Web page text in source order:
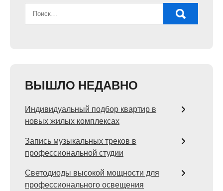
ВЫШЛО НЕДАВНО
Индивидуальный подбор квартир в
новых жилых комплексах
Запись музыкальных треков в
профессиональной студии
Светодиоды высокой мощности для
профессионального освещения